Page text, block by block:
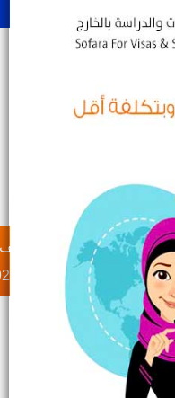
عبر الواتس
920033509
عبر الهاتف
920033509